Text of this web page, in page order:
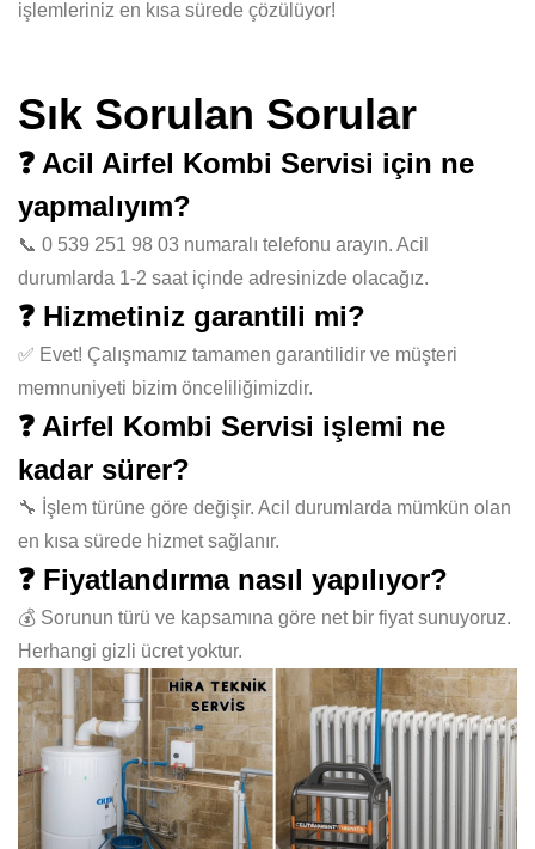
işlemleriniz en kısa sürede çözülüyor!
Sık Sorulan Sorular
❓ Acil Airfel Kombi Servisi için ne
yapmalıyım?
📞 0 539 251 98 03 numaralı telefonu arayın. Acil
durumlarda 1-2 saat içinde adresinizde olacağız.
❓ Hizmetiniz garantili mi?
✅ Evet! Çalışmamız tamamen garantilidir ve müşteri
memnuniyeti bizim önceliliğimizdir.
❓ Airfel Kombi Servisi işlemi ne
kadar sürer?
🔧 İşlem türüne göre değişir. Acil durumlarda mümkün olan
en kısa sürede hizmet sağlanır.
❓ Fiyatlandırma nasıl yapılıyor?
💰 Sorunun türü ve kapsamına göre net bir fiyat sunuyoruz.
Herhangi gizli ücret yoktur.